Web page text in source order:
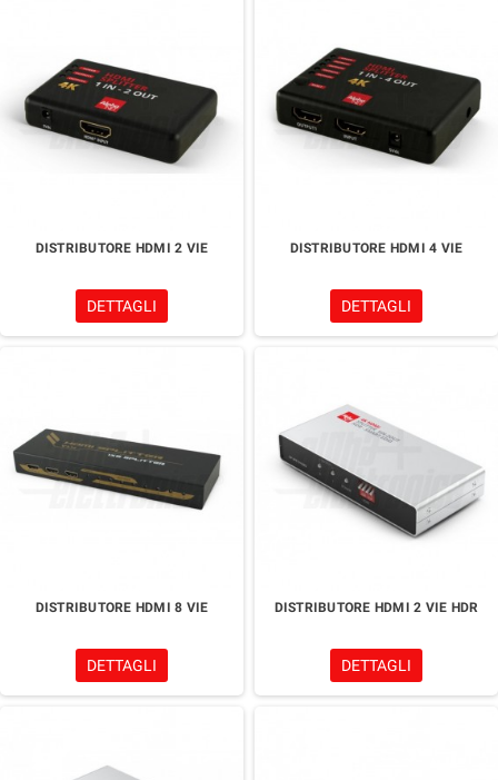
DISTRIBUTORE HDMI 2 VIE
DETTAGLI
DISTRIBUTORE HDMI 4 VIE
DETTAGLI
DISTRIBUTORE HDMI 8 VIE
DETTAGLI
DISTRIBUTORE HDMI 2 VIE HDR
DETTAGLI